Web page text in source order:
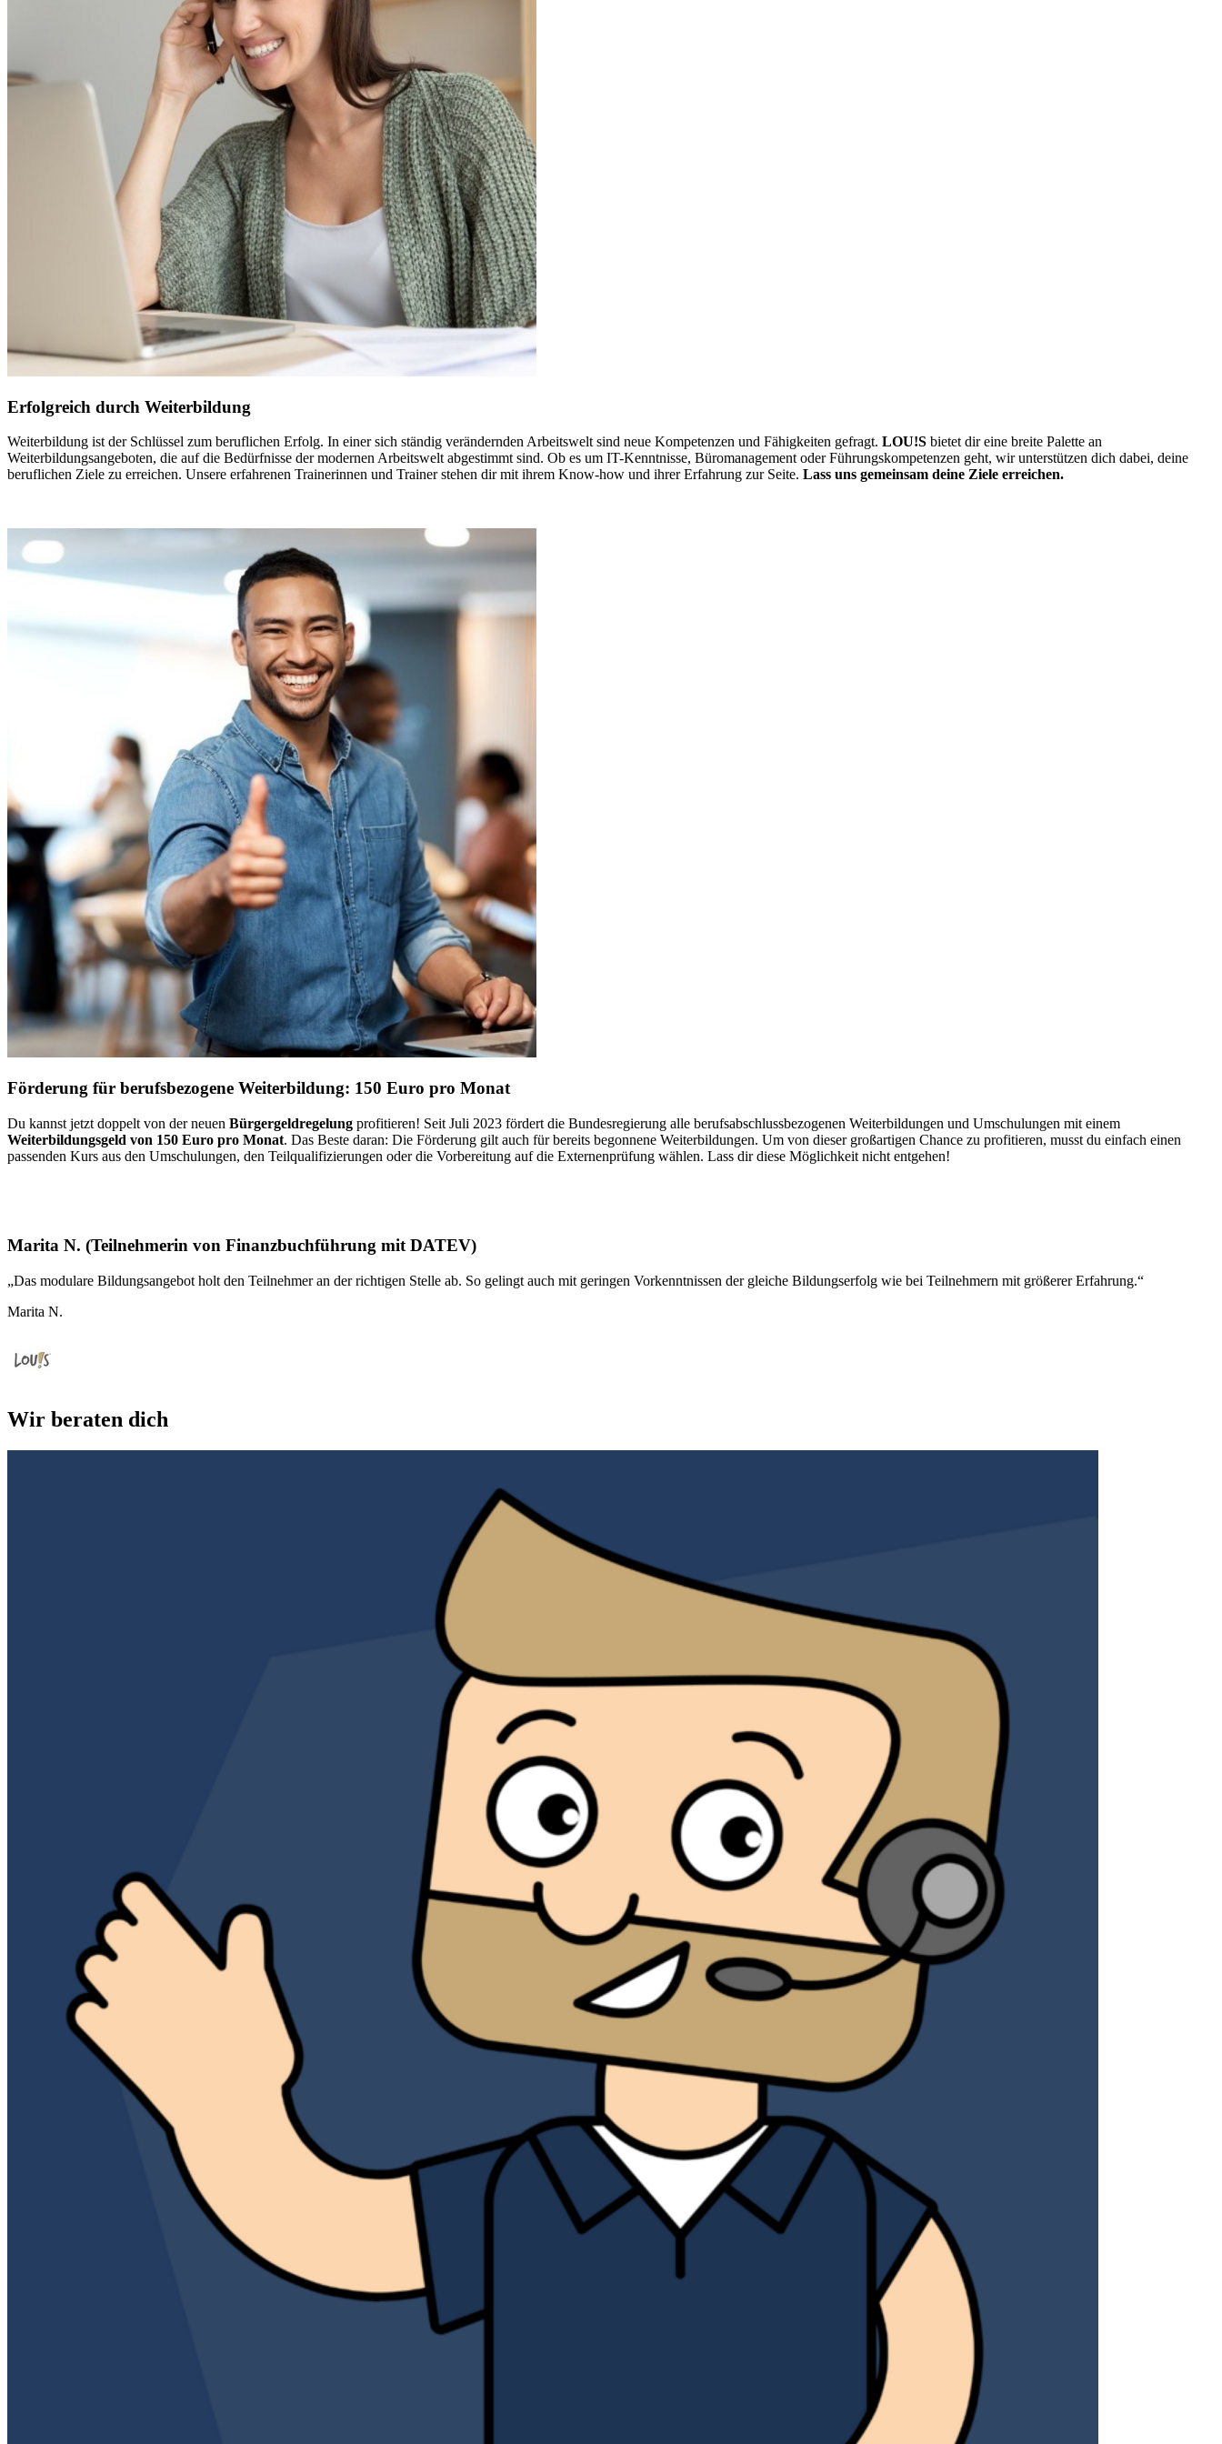
Erfolgreich durch Weiterbildung
Weiterbildung ist der Schlüssel zum beruflichen Erfolg. In einer sich ständig verändernden Arbeitswelt sind neue Kompetenzen und Fähigkeiten gefragt. LOU!S bietet dir eine breite Palette an
Weiterbildungsangeboten, die auf die Bedürfnisse der modernen Arbeitswelt abgestimmt sind. Ob es um IT-Kenntnisse, Büromanagement oder Führungskompetenzen geht, wir unterstützen dich dabei, deine
beruflichen Ziele zu erreichen. Unsere erfahrenen Trainerinnen und Trainer stehen dir mit ihrem Know-how und ihrer Erfahrung zur Seite. Lass uns gemeinsam deine Ziele erreichen.
Förderung für berufsbezogene Weiterbildung: 150 Euro pro Monat
Du kannst jetzt doppelt von der neuen Bürgergeldregelung profitieren! Seit Juli 2023 fördert die Bundesregierung alle berufsabschlussbezogenen Weiterbildungen und Umschulungen mit einem
Weiterbildungsgeld von 150 Euro pro Monat. Das Beste daran: Die Förderung gilt auch für bereits begonnene Weiterbildungen. Um von dieser großartigen Chance zu profitieren, musst du einfach einen
passenden Kurs aus den Umschulungen, den Teilqualifizierungen oder die Vorbereitung auf die Externenprüfung wählen. Lass dir diese Möglichkeit nicht entgehen!
Marita N. (Teilnehmerin von Finanzbuchführung mit DATEV)
„Das modulare Bildungsangebot holt den Teilnehmer an der richtigen Stelle ab. So gelingt auch mit geringen Vorkenntnissen der gleiche Bildungserfolg wie bei Teilnehmern mit größerer Erfahrung.“
Marita N.
Wir beraten dich